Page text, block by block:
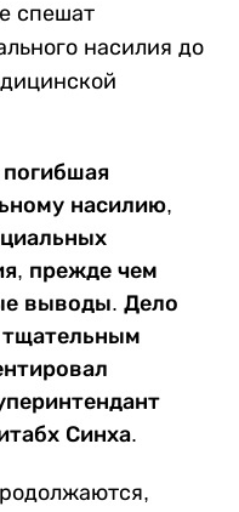
спешат
насилия до
погибшая
насилию,
прежде чем
выводы. Дело
тщательным
Синха.